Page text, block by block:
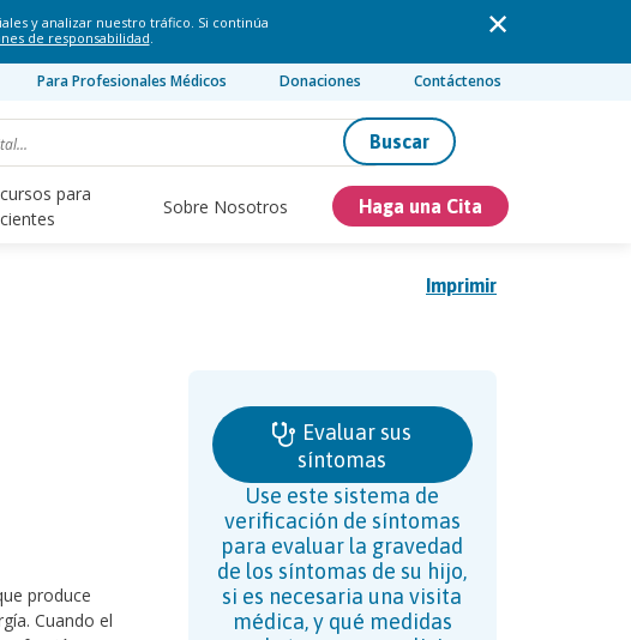
y analizar nuestro tráfico. Si continúa
de responsabilidad.
Para Profesionales Médicos Donaciones Contáctenos
Buscar
para
Sobre Nosotros Haga una Cita
Imprimir
produce
Cuando el
Evaluar sus
síntomas
Use este sistema de
verificación de síntomas
para evaluar la gravedad
de los síntomas de su hijo,
si es necesaria una visita
médica, y qué medidas